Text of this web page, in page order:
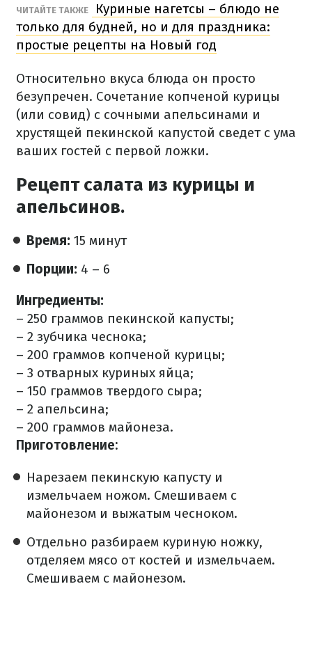
ЧИТАЙТЕ ТАКЖЕ
Куриные нагетсы – блюдо не
только для будней, но и для праздника:
простые рецепты на Новый год
Относительно вкуса блюда он просто
безупречен. Сочетание копченой курицы
(или совид) с сочными апельсинами и
хрустящей пекинской капустой сведет с ума
ваших гостей с первой ложки.
Рецепт салата из курицы и
апельсинов.
Время: 15 минут
Порции: 4 – 6
Ингредиенты:
– 250 граммов пекинской капусты;
– 2 зубчика чеснока;
– 200 граммов копченой курицы;
– 3 отварных куриных яйца;
– 150 граммов твердого сыра;
– 2 апельсина;
– 200 граммов майонеза.
Приготовление:
Нарезаем пекинскую капусту и
измельчаем ножом. Смешиваем с
майонезом и выжатым чесноком.
Отдельно разбираем куриную ножку,
отделяем мясо от костей и измельчаем.
Смешиваем с майонезом.